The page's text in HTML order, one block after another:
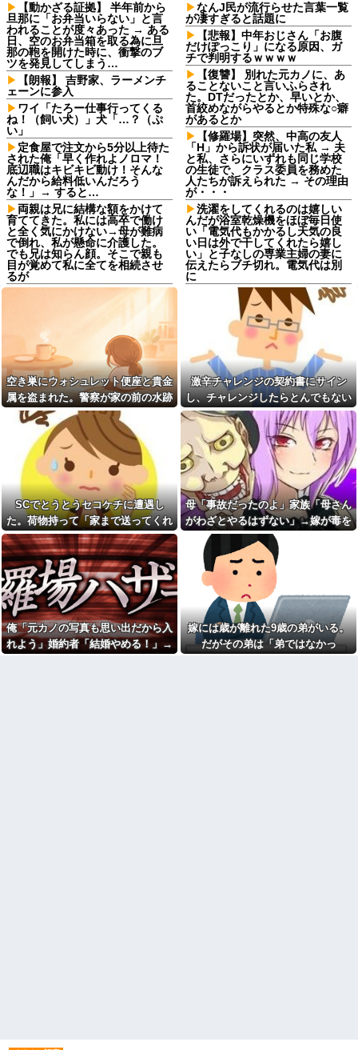
【動かざる証拠】 半年前から
旦那に「お弁当いらない」と言
われることが度々あった → ある
日、空のお弁当箱を取る為に旦
那の鞄を開けた時に、衝撃のブ
ツを発見してしまう…
【朗報】 吉野家、ラーメンチ
ェーンに参入
ワイ「たろー仕事行ってくる
ね！（飼い犬）」犬「…？（ぷ
い」
定食屋で注文から5分以上待た
された俺「早く作れよノロマ！
底辺職はキビキビ動け！そんな
んだから給料低いんだろう
な！」→ すると…
両親は兄に結構な額をかけて
育ててきた。私には高卒で働け
と全く気にかけない→母が難病
で倒れ、私が懸命に介護した。
でも兄は知らん顔。そこで親も
目が覚めて私に全てを相続させ
るが
同期との昼飯。餃子定食の量
が多く食ってもらおうと思った
ら俺の餃子にタレと酢を直接か
嫁の浮気発覚から再構築を続
けて8ヶ月、愛しさと憎しみが交
互に押し寄せてる。もう一回俺
に恋させてあげたい。
奥さんと離婚の原因は僕との
不貞だと邪推した同僚が、脅迫
行為するようになった。奥さん
とは何の関係もないのに...
エルメスの袋を強奪された
弟。弟「その袋、僕のですよ
ね？」女性「私の物ですけ
ど？」→中身を確認した瞬間、
言い逃れできない状況になり…
私「もう離婚したい」夫「お
前は一生俺のために生きろ」→
話し合いになるはずが恐ろしい
要求を突き付けられて…
【画像】アナウンサー「え、
私がスピードスケートのピチピ
チユニフォーム着るんです
か…？ﾑﾁｨ！！」←これはお前ら
に刺さるやろw w w w w w w w
「いきなりステーキ」の反対
ｗｗｗｗｗｗｗｗｗ
色々副業に手を出したけど、
結局残業するのが1番稼げるな
なんJ民が流行らせた言葉一覧
が凄すぎると話題に
【悲報】中年おじさん「お腹
だけぽっこり」になる原因、ガ
チで判明するｗｗｗｗ
【復讐】 別れた元カノに、あ
ることないこと言いふらされ
た。DTだったとか、早いとか、
首絞めながらやるとか特殊な○癖
があるとか
【修羅場】突然、中高の友人
「H」から訴状が届いた私 → 夫
と私、さらにいずれも同じ学校
の生徒で、クラス委員を務めた
人たちが訴えられた → その理由
が・・・
洗濯をしてくれるのは嬉しい
んだが浴室乾燥機をほぼ毎日使
い「電気代もかかるし天気の良
い日は外で干してくれたら嬉し
い」と子なしの専業主婦の妻に
伝えたらブチ切れ。電気代は別
に
「嫁子の料理は未熟ね」とネ
チネチ攻撃してくる自称料理自
慢のトメ。かばわない旦那とト
メの台所を壊滅させるDQN返し
を仕掛けて実家に脱出←かばわ
ない旦那も一緒に痛い目見ろ
高校野球の暑さ対策として18
時から4試合深夜までやれば涼し
いまま試合出来るじゃん
職場にいる「仕事ゼロ・ゴマ
すり100」の40代主婦Aさん、業
務は「無理ですぅ」と拒否する
のに他人に嫌われたくてヨイシ
ョとお菓子配りだけ全力すぎる
漫画を5000冊以上所持してる
ワイ、漫画ヲタクの友人に「ワ
ンピースや鬼滅やスラムダンク
持ってる」って聞かれ「読んで
ない」と答えた結果他
なぁ、永久機関ってなんで絶
対に作れないん？
職場にいる「仕事ゼロ・ゴマ
すり100」の40代主婦Aさん、業
務は「無理ですぅ」と拒否する
のに他人に嫌われたくてヨイシ
ョとお菓子配りだけ全力すぎる
【閲覧注意】元臆女キャバ嬢
の首吊り自●配信、拡散されまく
って終わるｗｗｗｗｗｗｗ
友人(保育士)が２０年前に受け
空き巣にウォシュレット便座と貴金
属を盗まれた。警察が家の前の水跡
を追うと五軒先の幼稚園ママ宅に行
きついて…
激辛チャレンジの契約書にサイン
し、チャレンジしたらとんでもない
事態になった。救急車運ばれ胃の洗
浄や入院2日で10万超えて...
SCでとうとうセコケチに遭遇し
た。荷物持って「家まで送ってくれ
ない」って言ってきて...
母「事故だったのよ」家族「母さん
がわざとやるはずない」→嫁が毒を
飲まされ子どもを失ったのに信じて
もらえず…
俺「元カノの写真も思い出だから入
れよう」婚約者「結婚やめる！」→
嫁には歳が離れた9歳の弟がいる。
だがその弟は「弟ではなかっ